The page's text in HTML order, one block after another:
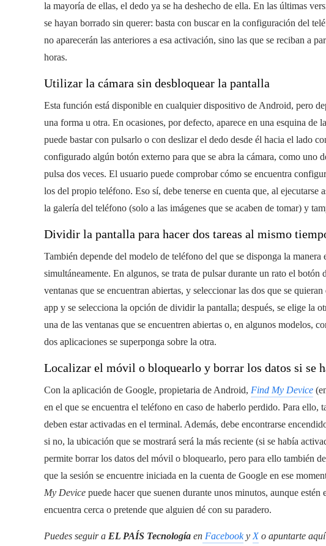
la mayoría de ellas, el dedo ya se ha deshecho de ella. En las últimas
se hayan borrado sin querer: basta con buscar en la configuración del
no aparecerán las anteriores a esa activación, sino las que se reciban a
horas.
Utilizar la cámara sin desbloquear la pantalla
Esta función está disponible en cualquier dispositivo de Android, pero
una forma u otra. En ocasiones, por defecto, aparece en una esquina de
puede bastar con pulsarlo o con deslizar el dedo desde él hacia el lado
configurado algún botón externo para que se abra la cámara, como uno
pulsa dos veces. El usuario puede comprobar cómo se encuentra
los del propio teléfono. Eso sí, debe tenerse en cuenta que, al ejecutarse
la galería del teléfono (solo a las imágenes que se acaben de tomar) y
Dividir la pantalla para hacer dos tareas al mismo
También depende del modelo de teléfono del que se disponga la
simultáneamente. En algunos, se trata de pulsar durante un rato el botón
ventanas que se encuentran abiertas, y seleccionar las dos que se
app y se selecciona la opción de dividir la pantalla; después, se elige la
una de las ventanas que se encuentren abiertas o, en algunos modelos,
dos aplicaciones se superponga sobre la otra.
Localizar el móvil o bloquearlo y borrar los datos si se
Con la aplicación de Google, propietaria de Android, Find My Device
en el que se encuentra el teléfono en caso de haberlo perdido. Para ello,
deben estar activadas en el terminal. Además, debe encontrarse
si no, la ubicación que se mostrará será la más reciente (si se había
permite borrar los datos del móvil o bloquearlo, pero para ello también
que la sesión se encuentre iniciada en la cuenta de Google en ese
My Device puede hacer que suenen durante unos minutos, aunque
encuentra cerca o pretende que alguien dé con su paradero.
Puedes seguir a EL PAÍS Tecnología en Facebooky Xo apuntarte